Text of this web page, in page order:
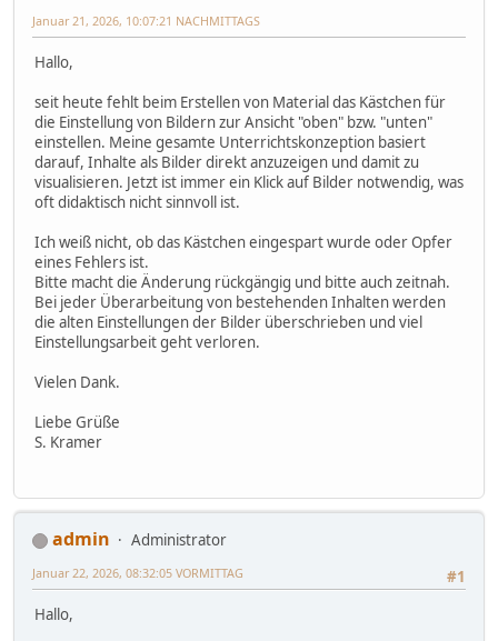
Januar 21, 2026, 10:07:21 NACHMITTAGS
Hallo,
seit heute fehlt beim Erstellen von Material das Kästchen für
die Einstellung von Bildern zur Ansicht "oben" bzw. "unten"
einstellen. Meine gesamte Unterrichtskonzeption basiert
darauf, Inhalte als Bilder direkt anzuzeigen und damit zu
visualisieren. Jetzt ist immer ein Klick auf Bilder notwendig, was
oft didaktisch nicht sinnvoll ist.
Ich weiß nicht, ob das Kästchen eingespart wurde oder Opfer
eines Fehlers ist.
Bitte macht die Änderung rückgängig und bitte auch zeitnah.
Bei jeder Überarbeitung von bestehenden Inhalten werden
die alten Einstellungen der Bilder überschrieben und viel
Einstellungsarbeit geht verloren.
Vielen Dank.
Liebe Grüße
S. Kramer
admin
Administrator
#1
Januar 22, 2026, 08:32:05 VORMITTAG
Hallo,